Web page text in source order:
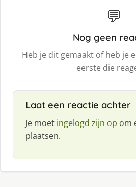
💬
Nog geen
Heb je dit gemaakt of heb je
eerste die
Laat een reactie achter
Je moet ingelogd zijn op om
plaatsen.